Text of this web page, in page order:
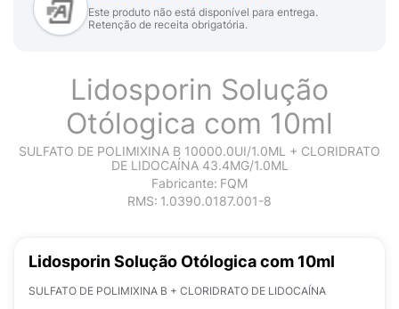
Este produto não está disponível para entrega.
Retenção de receita obrigatória.
Lidosporin Solução
Otólogica com 10ml
SULFATO DE POLIMIXINA B 10000.0UI/1.0ML + CLORIDRATO
DE LIDOCAÍNA 43.4MG/1.0ML
Fabricante: FQM
RMS: 1.0390.0187.001-8
Lidosporin Solução Otólogica com 10ml
SULFATO DE POLIMIXINA B + CLORIDRATO DE LIDOCAÍNA